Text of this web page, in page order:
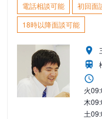
電話相談可能 初回面
18時以降面談可能
火
木
土